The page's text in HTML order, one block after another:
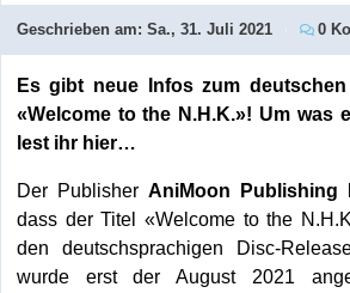
Geschrieben am: Sa., 31. Juli 2021 0
Es gibt neue Infos zum deutschen
«Welcome to the N.H.K.»! Um was
lest ihr hier…
Der Publisher AniMoon Publishing
dass der Titel «Welcome to the
den deutschsprachigen Disc-
wurde erst der August 2021